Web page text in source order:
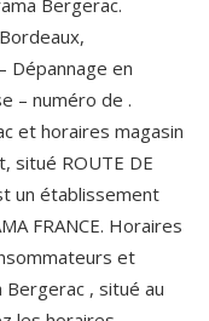
Bergerac.
Dépannage en
– numéro de .
et horaires magasin
situé ROUTE DE
un établissement
FRANCE. Horaires
et
, situé au